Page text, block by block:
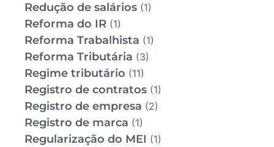
Redução de salários (1)
Reforma do IR (1)
Reforma Trabalhista (1)
Reforma Tributária (3)
Regime tributário (11)
Registro de contratos (1)
Registro de empresa (2)
Registro de marca (1)
Regularização do MEI (1)